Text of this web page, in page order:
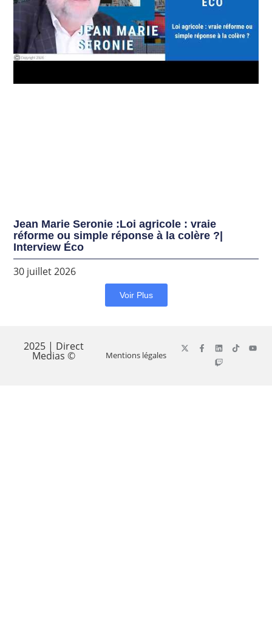
Jean Marie Seronie :Loi agricole : vraie
réforme ou simple réponse à la colère ?|
Interview Éco
30 juillet 2026
Voir Plus
2025 | Direct
Medias © Mentions légales